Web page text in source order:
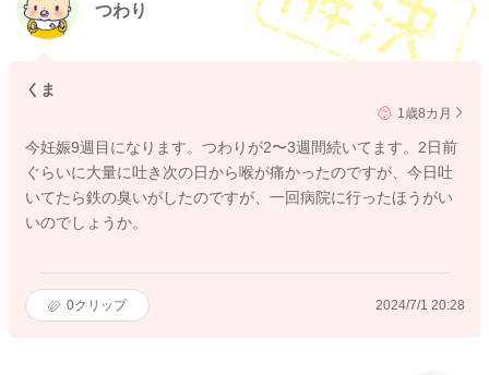
つわり
くま
1歳8カ月
今妊娠9週目になります。つわりが2〜3週間続いてます。2日前
ぐらいに大量に吐き次の日から喉が痛かったのですが、今日吐
いてたら鉄の臭いがしたのですが、一回病院に行ったほうがい
いのでしょうか。
0クリップ 2024/7/1 20:28